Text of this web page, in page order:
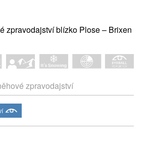
zpravodajství blízko Plose – Brixen
zpravodajství